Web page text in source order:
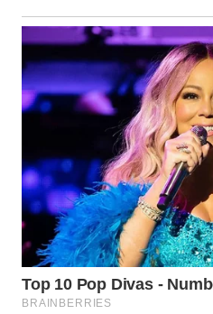
WN
KALTARA
WN
KALSEL
WN
KALTIM
WN
SULSEL
WN
GORONTALO